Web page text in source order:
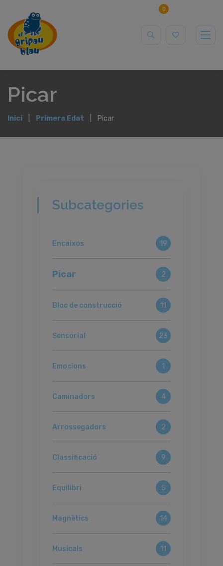
0
Picar
Inici Primera Edat Picar
Subcategories
Encaixos 19
Picar 2
Bloc de construcció 11
Sensorial 23
Emocions 1
Caminadors 4
Arrossegadors 2
Classificació 9
Equilibri 5
Magnètics 14
Musicals 11